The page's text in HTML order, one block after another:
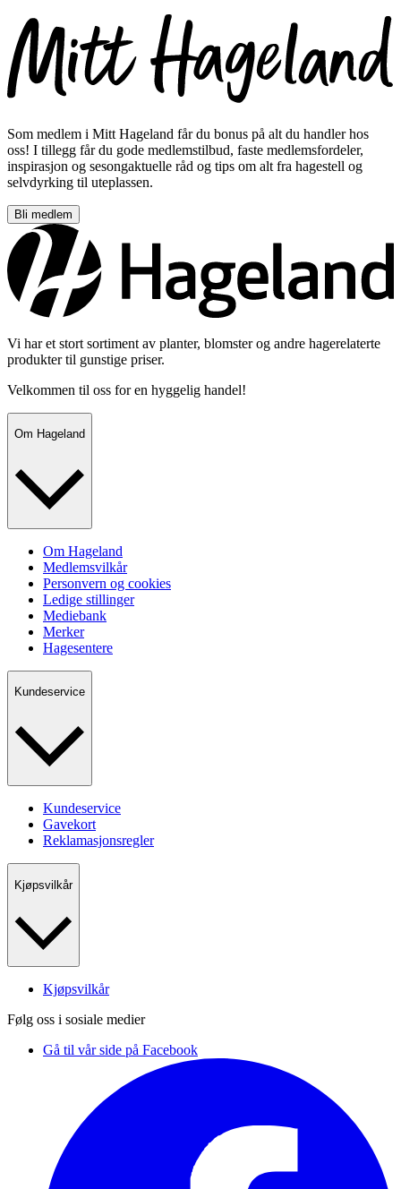
Som medlem i Mitt Hageland får du bonus på alt du handler hos
oss! I tillegg får du gode medlemstilbud, faste medlemsfordeler,
inspirasjon og sesongaktuelle råd og tips om alt fra hagestell og
selvdyrking til uteplassen.
Bli medlem
Vi har et stort sortiment av planter, blomster og andre hagerelaterte
produkter til gunstige priser.
Velkommen til oss for en hyggelig handel!
Om Hageland
Om Hageland
Medlemsvilkår
Personvern og cookies
Ledige stillinger
Mediebank
Merker
Hagesentere
Kundeservice
Kundeservice
Gavekort
Reklamasjonsregler
Kjøpsvilkår
Kjøpsvilkår
Følg oss i sosiale medier
Gå til vår side på Facebook